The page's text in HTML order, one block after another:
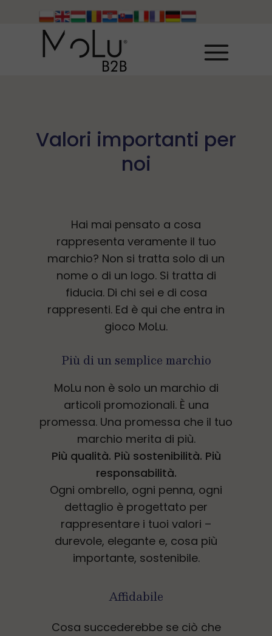
Valori importanti per
noi
Hai mai pensato a cosa
rappresenta veramente il tuo
marchio? Non si tratta solo di un
nome o di un logo. Si tratta di
fiducia. Di chi sei e di cosa
rappresenti. Ed è qui che entra in
gioco MoLu.
Affidabile
Più di un semplice marchio
Cosa succederebbe se ciò che
MoLu non è solo un marchio di
articoli promozionali. È una
promessa. Una promessa che il tuo
marchio merita di più.
Più qualità. Più sostenibilità. Più
responsabilità.
Ogni ombrello, ogni penna, ogni
dettaglio è progettato per
rappresentare i tuoi valori –
durevole, elegante e, cosa più
importante, sostenibile.